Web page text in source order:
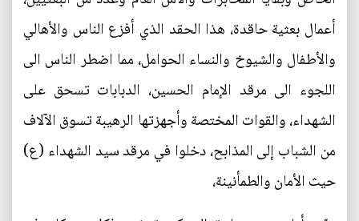
أعمال بعثية حاقدة، هذا الحقد الذي أفزع الناس والأهالي
والأطفال والشيوخ والنساء الحوامل، مما اضطر الناس الى
اللجوء الى مرقد الإمام الحسين، الدبابات تسحق على
الشهداء، والقوات المختصة وأجهزتها الرهيبة تسوق الآلاف
من الشباب إلى المذابح، دخلوا في مرقد سيد الشهداء (ع)
حيث الأمان والطمأنينة،